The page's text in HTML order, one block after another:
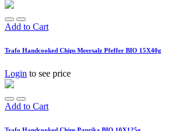
Add to Cart
Trafo Handcooked Chips Meersalz Pfeffer BIO 15X40g
Login to see price
Add to Cart